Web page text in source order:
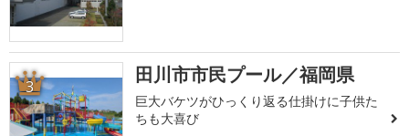
3 田川市市民プール／福岡県
巨大バケツがひっくり返る仕掛けに子供た
ちも大喜び